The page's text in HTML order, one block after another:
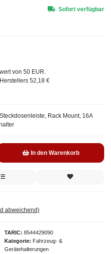
TARIC
8544429090
Kategorie
Fahrzeug- &
Gerätehalterungen
Rack Mount, 16A
von 50 EUR.
52,18 €
In den Warenkorb
Sofort verfügbar
abweichend)